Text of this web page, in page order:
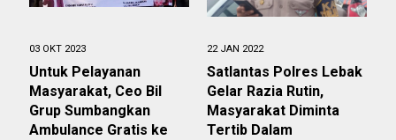
03 OKT 2023
Untuk Pelayanan
Masyarakat, Ceo Bil
Grup Sumbangkan
Ambulance Gratis ke
22 JAN 2022
Satlantas Polres Lebak
Gelar Razia Rutin,
Masyarakat Diminta
Tertib Dalam